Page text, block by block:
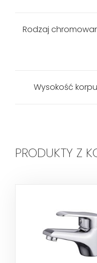
Rodzaj
Wysokość
PRODUKTY Z